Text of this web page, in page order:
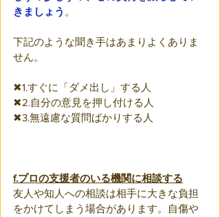
きましょう 。
下記のような聞き手はあまりよくありま
せん。
✖1.すぐに「ダメ出し」する人
✖2.自分の意見を押し付ける人
✖3.無遠慮な質問ばかりする人
f.プロの支援者のいる機関に相談する
友人や知人への相談は相手に大きな負担
をかけてしまう場合があります。自傷や